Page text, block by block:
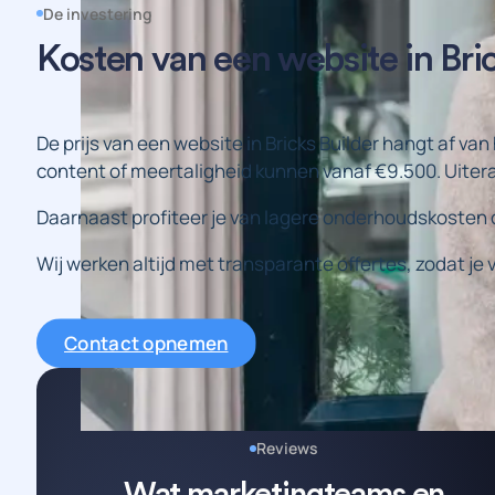
De investering
Kosten van een website in
De prijs van een website in Bricks Builder hangt af
content of meertaligheid kunnen vanaf €9.500.
Daarnaast profiteer je van lagere
Wij werken altijd met transparante offertes, zodat
Contact opnemen
Reviews